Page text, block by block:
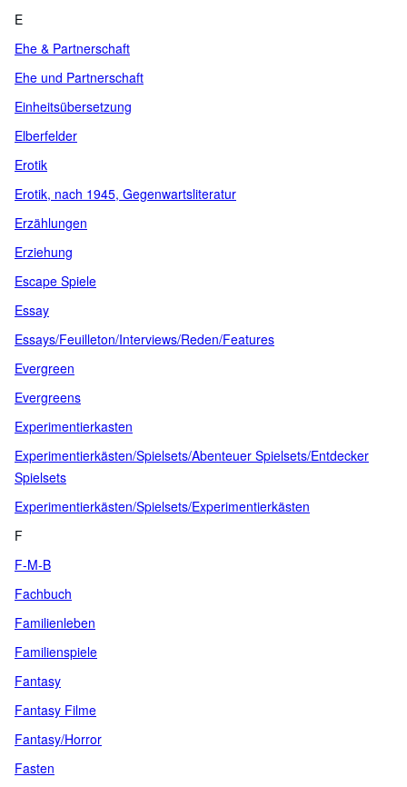
E
Ehe & Partnerschaft
Ehe und Partnerschaft
Einheitsübersetzung
Elberfelder
Erotik
Erotik, nach 1945, Gegenwartsliteratur
Erzählungen
Erziehung
Escape Spiele
Essay
Essays/Feuilleton/Interviews/Reden/Features
Evergreen
Evergreens
Experimentierkasten
Experimentierkästen/Spielsets/Abenteuer Spielsets/Entdecker
Spielsets
Experimentierkästen/Spielsets/Experimentierkästen
F
F-M-B
Fachbuch
Familienleben
Familienspiele
Fantasy
Fantasy Filme
Fantasy/Horror
Fasten